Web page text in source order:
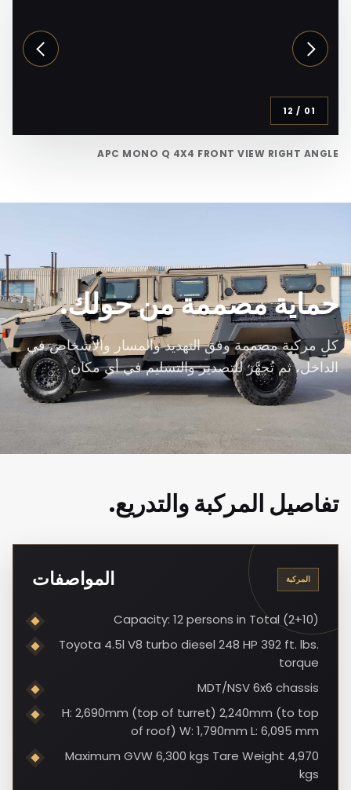
01
/
12
APC MONO Q 4X4 FRONT VIEW RIGHT ANGLE
حماية مصممة من حولك.
كل مركبة مصممة وفق التهديد والمسار والأشخاص في
الداخل، ثم تُجهَّز للتصدير والتسليم في أي مكان.
تفاصيل المركبة والتدريع.
المركبة المواصفات
Capacity: 12 persons in Total (2+10)
Toyota 4.5l V8 turbo diesel 248 HP 392 ft. lbs.
torque
MDT/NSV 6x6 chassis
H: 2,690mm (top of turret) 2,240mm (to top
of roof) W: 1,790mm L: 6,095 mm
Maximum GVW 6,300 kgs Tare Weight 4,970
kgs